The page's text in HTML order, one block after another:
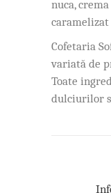
nuca,
caramelizat
Cofetaria
variată de
Toate
dulciurilor